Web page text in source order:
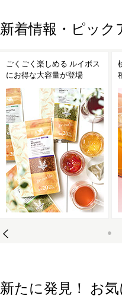
新着情報・ピック
ごくごく楽しめる ルイボス
にお得な大容量が登場
新たに発見！ お